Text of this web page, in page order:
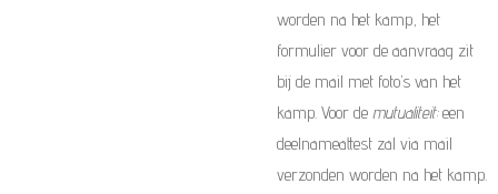
worden na het kamp, het
formulier voor de aanvraag zit
bij de mail met foto’s van het
kamp. Voor de mutualiteit:een
deelnameattest zal via mail
verzonden worden na het kamp.